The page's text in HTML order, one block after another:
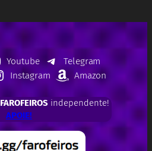
Youtube
Telegram
Instagram Amazon
FAROFEIROSindependente!
APOIE!